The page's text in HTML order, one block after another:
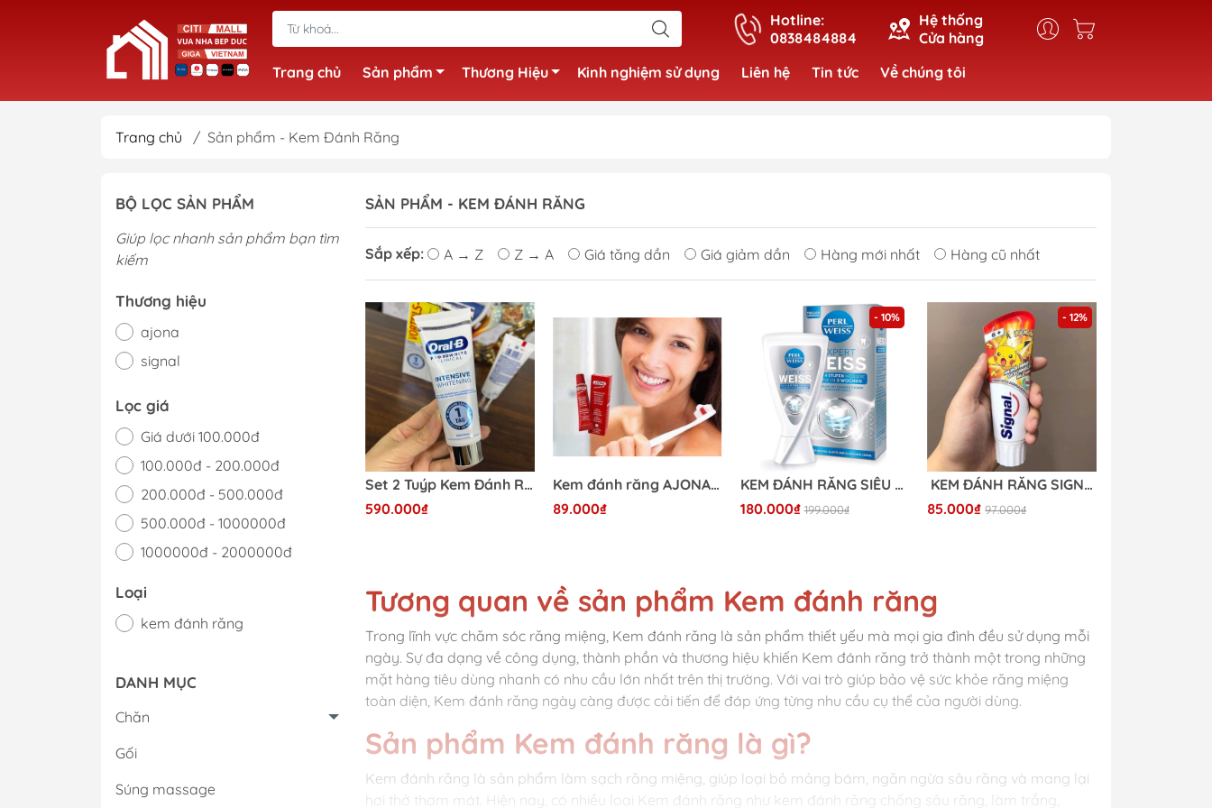
Hotline:
0838484884
Hệ thống
Cửa hàng
Trang chủ
Sản phẩm Thương Hiệu Kinh nghiệm sử dụng Liên hệ Tin tức Về chúng tôi
Trang chủ / Sản phẩm - Kem Đánh Răng
SẢN PHẨM - KEM ĐÁNH RĂNG
Sắp xếp: A → Z Z → A Giá tăng dần Giá giảm dần Hàng mới nhất Hàng cũ nhất
Set 2 Tuýp Kem Đánh Răng Làm Trắng Răng Chuyên Sâu PRO 3D White Clinical Intensive Whitening - Tuýp 75ml
590.000₫
Kem đánh răng AJONA LOẠI BỎ CAO VÀ CHỐNG VIÊM
89.000₫
- 10%
KEM ĐÁNH RĂNG SIÊU TRẮNG PERL WEISS
180.000₫ 199.000₫
- 12%
KEM ĐÁNH RĂNG SIGNAL TRẺ EM
85.000₫ 97.000₫
Tương quan về sản phẩm Kem đánh răng
Trong lĩnh vực chăm sóc răng miệng, Kem đánh răng là sản phẩm thiết yếu mà mọi gia đình đều sử dụng mỗi
ngày. Sự đa dạng về công dụng, thành phần và thương hiệu khiến Kem đánh răng trở thành một trong những
mặt hàng tiêu dùng nhanh có nhu cầu lớn nhất trên thị trường. Với vai trò giúp bảo vệ sức khỏe răng miệng
toàn diện, Kem đánh răng ngày càng được cải tiến để đáp ứng từng nhu cầu cụ thể của người dùng.
Sản phẩm Kem đánh răng là gì?
Kem đánh răng là sản phẩm làm sạch răng miệng, giúp loại bỏ mảng bám, ngăn ngừa sâu răng và mang lại
hơi thở thơm mát. Hiện nay, có nhiều loại Kem đánh răng như kem đánh răng chống sâu răng, làm trắng,
BỘ LỌC SẢN PHẨM
Giúp lọc nhanh sản phẩm bạn tìm
kiếm
Thương hiệu
ajona
signal
Lọc giá
Giá dưới 100.000đ
100.000đ - 200.000đ
200.000đ - 500.000đ
500.000đ - 1000000đ
1000000đ - 2000000đ
Loại
kem đánh răng
DANH MỤC
Chăn
Gối
Súng massage